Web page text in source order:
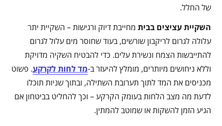
של החלל.
השקיית עציצים בבית מחייבת דיוק ורגישות – השקיית יתר
עלולה לגרום לריקבון שורשים, בעוד שחוסר מים עלול לגרום
להתייבשות הצמח ונשירת עלים. כדי להבטיח השקיה מדויקת
וללא ניחושים מיותרים, מומלץ להיעזר ב-מד לחות לקרקע. פשוט
מכניסים את המד לתוך תערובת השתילה, ובתוך שניות תוכלו
לדעת מה מצב הלחות בעומק הקרקע – וכך להחליט בביטחון אם
הגיע הזמן להשקות או שמוטב להמתין.